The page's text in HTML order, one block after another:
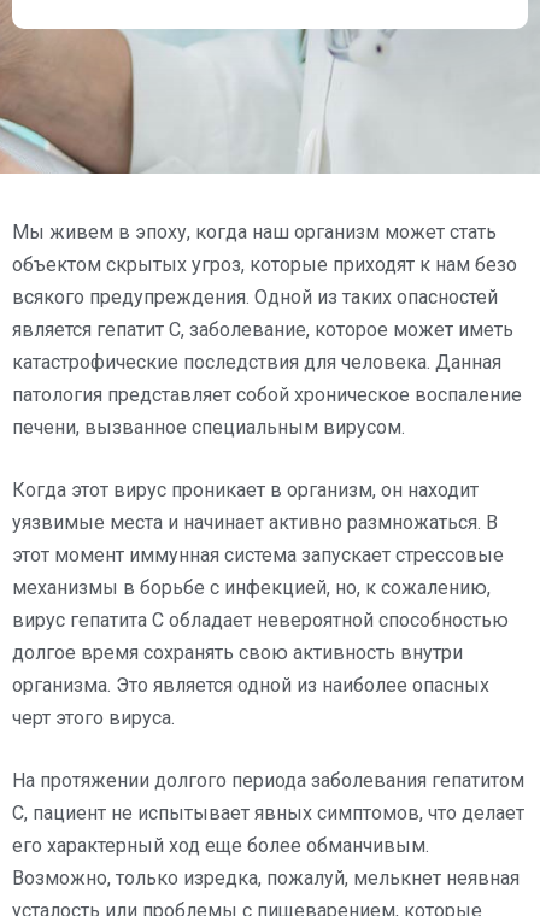
Мы живем в эпоху, когда наш организм может стать
объектом скрытых угроз, которые приходят к нам безо
всякого предупреждения. Одной из таких опасностей
является гепатит C, заболевание, которое может иметь
катастрофические последствия для человека. Данная
патология представляет собой хроническое воспаление
печени, вызванное специальным вирусом.
Когда этот вирус проникает в организм, он находит
уязвимые места и начинает активно размножаться. В
этот момент иммунная система запускает стрессовые
механизмы в борьбе с инфекцией, но, к сожалению,
вирус гепатита C обладает невероятной способностью
долгое время сохранять свою активность внутри
организма. Это является одной из наиболее опасных
черт этого вируса.
На протяжении долгого периода заболевания гепатитом
C, пациент не испытывает явных симптомов, что делает
его характерный ход еще более обманчивым.
Возможно, только изредка, пожалуй, мелькнет неявная
усталость или проблемы с пищеварением, которые